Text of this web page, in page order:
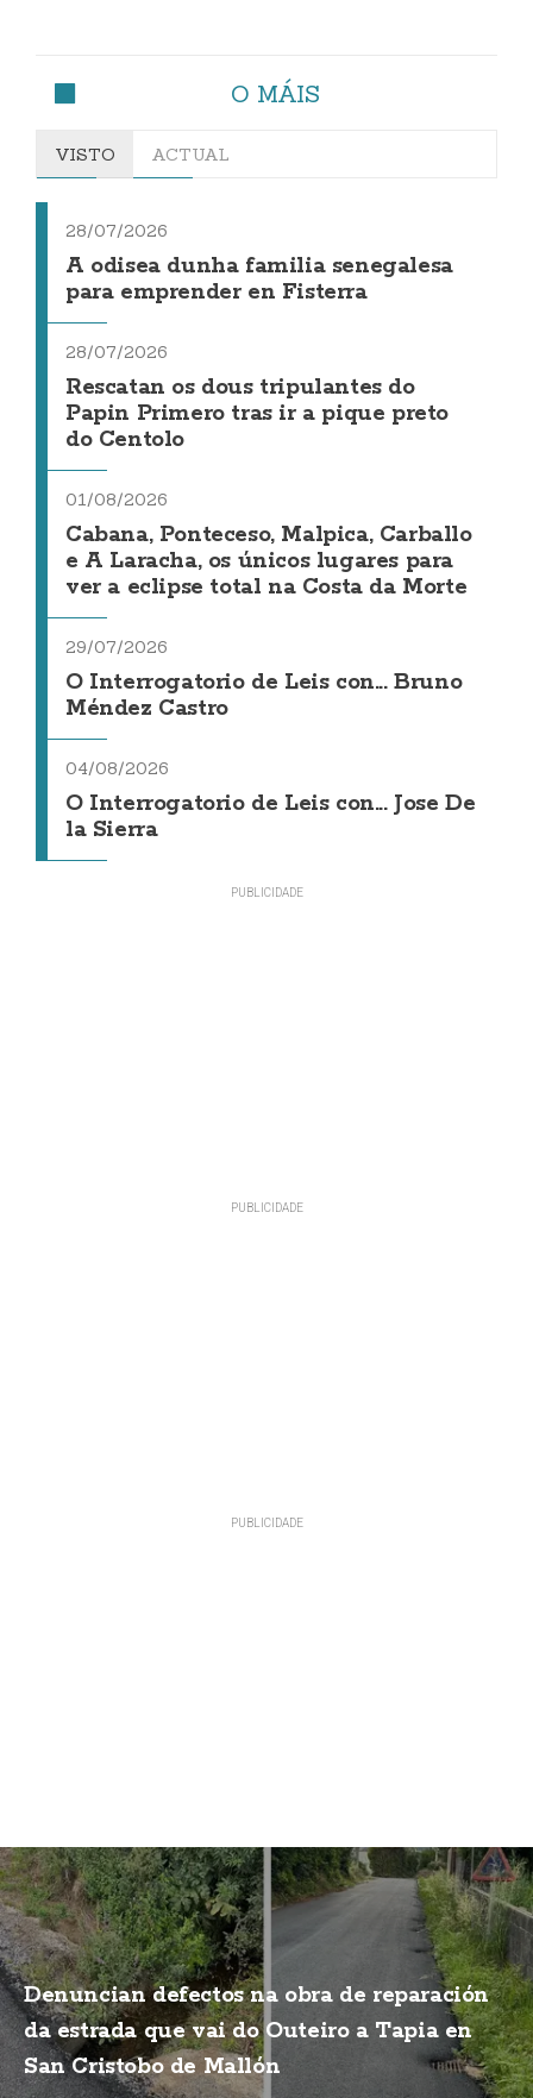
O MÁIS
VISTO ACTUAL
28/07/2026
A odisea dunha familia senegalesa
para emprender en Fisterra
28/07/2026
Rescatan os dous tripulantes do
Papin Primero tras ir a pique preto
do Centolo
01/08/2026
Cabana, Ponteceso, Malpica, Carballo
e A Laracha, os únicos lugares para
ver a eclipse total na Costa da Morte
29/07/2026
O Interrogatorio de Leis con... Bruno
Méndez Castro
04/08/2026
O Interrogatorio de Leis con... Jose De
la Sierra
Denuncian defectos na obra de reparación
da estrada que vai do Outeiro a Tapia en
San Cristobo de Mallón